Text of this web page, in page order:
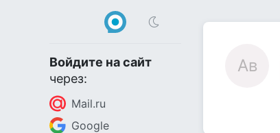
Войдите на сайт
через:
Mail.ru
Google
Ав